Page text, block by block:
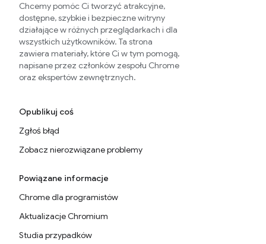
Chcemy pomóc Ci tworzyć atrakcyjne,
dostępne, szybkie i bezpieczne witryny
działające w różnych przeglądarkach i dla
wszystkich użytkowników. Ta strona
zawiera materiały, które Ci w tym pomogą,
napisane przez członków zespołu Chrome
oraz ekspertów zewnętrznych.
Opublikuj coś
Zgłoś błąd
Zobacz nierozwiązane problemy
Powiązane informacje
Chrome dla programistów
Aktualizacje Chromium
Studia przypadków